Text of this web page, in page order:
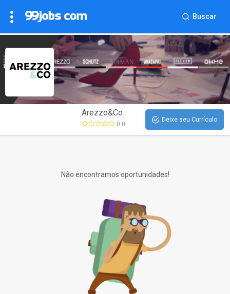
Buscar
Arezzo&Co
0.0
Deixe seu Currículo
Não encontramos oportunidades!